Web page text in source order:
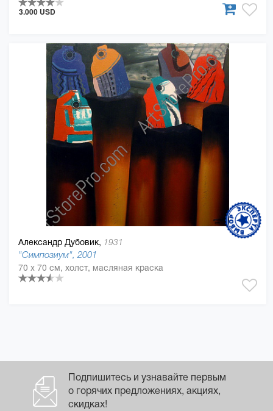
3.000 USD
Александр Дубовик, 1931
"Симпозиум", 2001
70 x 70 см, холст, масляная краска
Подпишитесь и узнавайте первым
о горячих предложениях, акциях,
скидках!